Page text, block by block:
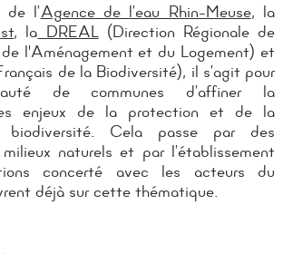
l’Agence de l’eau Rhin-Meuse, la
, la DREAL(Direction Régionale de
de l'Aménagement et du Logement) et
de la Biodiversité), il s’agit pour
de communes d’affiner la
enjeux de la protection et de la
Cela passe par des
naturels et par l’établissement
concerté avec les acteurs du
déjà sur cette thématique.